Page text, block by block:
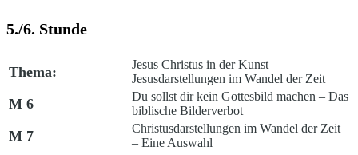
5./6. Stunde
Thema:
Jesus Christus in der Kunst –
Jesusdarstellungen im Wandel der Zeit
M 6
Du sollst dir kein Gottesbild machen – Das
biblische Bilderverbot
M 7
Christusdarstellungen im Wandel der Zeit
– Eine Auswahl